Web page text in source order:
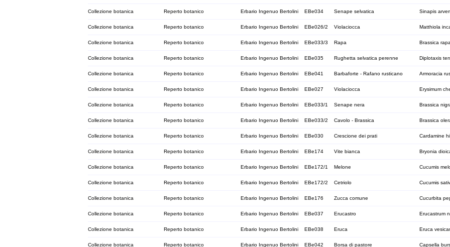
Collezione botanica Reperto botanico Erbario Ingenuo Bertolini EBe034 Senape selvatica Sinapis
Collezione botanica Reperto botanico Erbario Ingenuo Bertolini EBe026/2 Violaciocca Matthiola
Collezione botanica Reperto botanico Erbario Ingenuo Bertolini EBe033/3 Rapa Brassica rapa
Collezione botanica Reperto botanico Erbario Ingenuo Bertolini EBe035 Rughetta selvatica perenne Diplotaxis
Collezione botanica Reperto botanico Erbario Ingenuo Bertolini EBe041 Barbaforte - Rafano rusticano Armoracia
Collezione botanica Reperto botanico Erbario Ingenuo Bertolini EBe027 Violaciocca Erysimum
Collezione botanica Reperto botanico Erbario Ingenuo Bertolini EBe033/1 Senape nera Brassica
Collezione botanica Reperto botanico Erbario Ingenuo Bertolini EBe033/2 Cavolo - Brassica Brassica
Collezione botanica Reperto botanico Erbario Ingenuo Bertolini EBe030 Crescione dei prati Cardamine
Collezione botanica Reperto botanico Erbario Ingenuo Bertolini EBe174 Vite bianca Bryonia
Collezione botanica Reperto botanico Erbario Ingenuo Bertolini EBe172/1 Melone Cucumis
Collezione botanica Reperto botanico Erbario Ingenuo Bertolini EBe172/2 Cetriolo Cucumis
Collezione botanica Reperto botanico Erbario Ingenuo Bertolini EBe176 Zucca comune Cucurbita
Collezione botanica Reperto botanico Erbario Ingenuo Bertolini EBe037 Erucastro Erucastrum
Collezione botanica Reperto botanico Erbario Ingenuo Bertolini EBe038 Eruca Eruca
Collezione botanica Reperto botanico Erbario Ingenuo Bertolini EBe042 Borsa di pastore Capsella